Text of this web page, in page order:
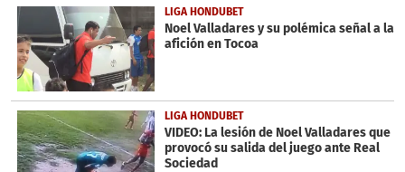
LIGA HONDUBET
Noel Valladares y su polémica señal a la
afición en Tocoa
LIGA HONDUBET
VIDEO: La lesión de Noel Valladares que
provocó su salida del juego ante Real
Sociedad